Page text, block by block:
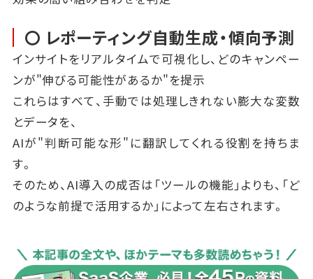
〇 レポーティング自動生成・傾向予測
インサイトをリアルタイムで可視化し、どのキャンペー
ンが"伸びる可能性があるか"を提示
これらはすべて、手動では処理しきれない膨大な変数
とデータを、
AIが"判断可能な形"に翻訳してくれる役割を持ちま
す。
そのため、AI導入の成否は「ツールの機能」よりも、「ど
のような前提で活用するか」によって左右されます。